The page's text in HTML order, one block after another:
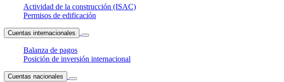
Actividad de la construcción (ISAC)
Permisos de edificación
Cuentas internacionales
Balanza de pagos
Posición de inversión internacional
Cuentas nacionales